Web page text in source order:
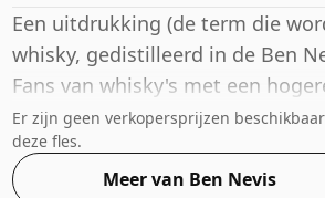
Een uitdrukking (de term die
whisky, gedistilleerd in de Ben
Fans van whisky's met een
botteling met een
Er zijn geen verkopersprijzen
deze fles.
Meer van Ben Nevis